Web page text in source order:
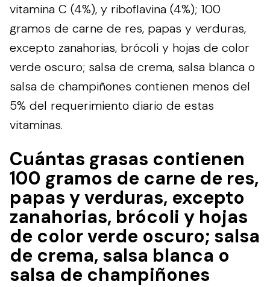
vitamina C (4%), y riboflavina (4%); 100
gramos de carne de res, papas y verduras,
excepto zanahorias, brócoli y hojas de color
verde oscuro; salsa de crema, salsa blanca o
salsa de champiñones contienen menos del
5% del requerimiento diario de estas
vitaminas.
Cuántas grasas contienen
100 gramos de carne de res,
papas y verduras, excepto
zanahorias, brócoli y hojas
de color verde oscuro; salsa
de crema, salsa blanca o
salsa de champiñones